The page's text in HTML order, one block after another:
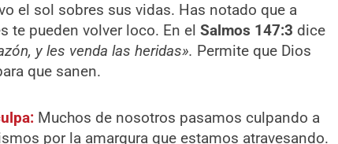
el sol sobres sus vidas. Has notado que a
te pueden volver loco. En el Salmos 147:3 dice
y les venda las heridas». Permite que Dios
que sanen.
Muchos de nosotros pasamos culpando a
por la amargura que estamos atravesando.